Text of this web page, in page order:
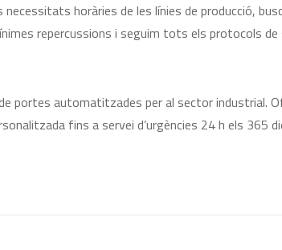
necessitats horàries de les línies de producció,
repercussions i seguim tots els protocols
portes automatitzades per al sector industrial.
fins a servei d’urgències 24 h els 365